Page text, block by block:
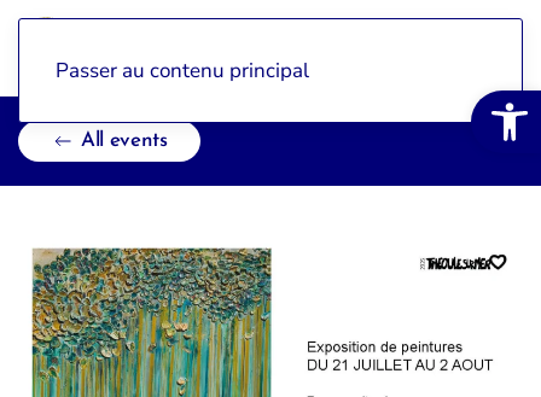
Passer au contenu principal
All events